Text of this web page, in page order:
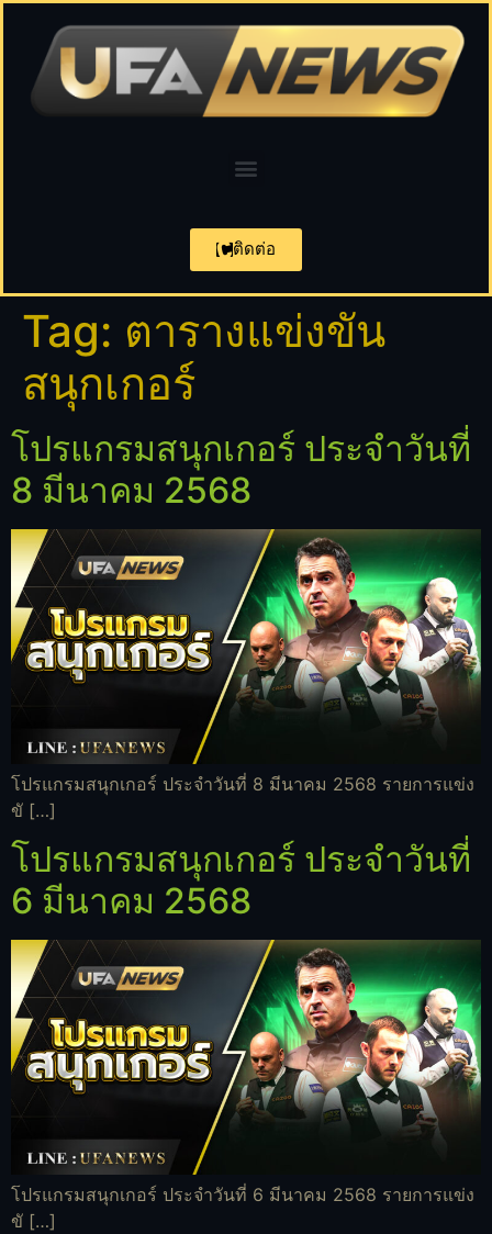
ติดต่อ
Tag: ตารางแข่งขัน
สนุกเกอร์
โปรแกรมสนุกเกอร์ ประจำวันที่
8 มีนาคม 2568
โปรแกรมสนุกเกอร์ ประจำวันที่ 8 มีนาคม 2568 รายการแข่ง
ขั […]
โปรแกรมสนุกเกอร์ ประจำวันที่
6 มีนาคม 2568
โปรแกรมสนุกเกอร์ ประจำวันที่ 6 มีนาคม 2568 รายการแข่ง
ขั […]